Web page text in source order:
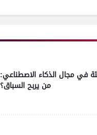
في مجال الذكاء الاصطناعي:
من يربح السباق؟